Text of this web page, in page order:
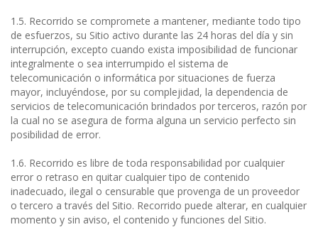
1.5. Recorrido se compromete a mantener, mediante todo tipo
de esfuerzos, su Sitio activo durante las 24 horas del día y sin
interrupción, excepto cuando exista imposibilidad de funcionar
integralmente o sea interrumpido el sistema de
telecomunicación o informática por situaciones de fuerza
mayor, incluyéndose, por su complejidad, la dependencia de
servicios de telecomunicación brindados por terceros, razón por
la cual no se asegura de forma alguna un servicio perfecto sin
posibilidad de error.
1.6. Recorrido es libre de toda responsabilidad por cualquier
error o retraso en quitar cualquier tipo de contenido
inadecuado, ilegal o censurable que provenga de un proveedor
o tercero a través del Sitio. Recorrido puede alterar, en cualquier
momento y sin aviso, el contenido y funciones del Sitio.